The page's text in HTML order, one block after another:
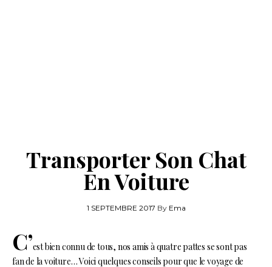
Transporter Son Chat
En Voiture
1 SEPTEMBRE 2017 By Ema
C’est bien connu de tous, nos amis à quatre pattes se sont pas
fan de la voiture… Voici quelques conseils pour que le voyage de